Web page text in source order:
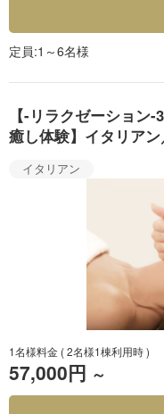
定員 1～6名様
【-リラクゼーション
癒し体験】イタリア
イタリアン
1名様料金 ( 2名様1棟利用時 )
57,000円 ～